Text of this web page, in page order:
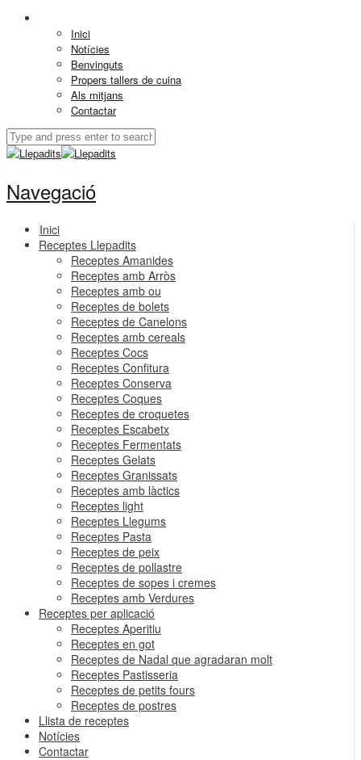
Inici
Notícies
Benvinguts
Propers tallers de cuina
Als mitjans
Contactar
Navegació
Inici
Receptes Llepadits
Receptes Amanides
Receptes amb Arròs
Receptes amb ou
Receptes de bolets
Receptes de Canelons
Receptes amb cereals
Receptes Cocs
Receptes Confitura
Receptes Conserva
Receptes Coques
Receptes de croquetes
Receptes Escabetx
Receptes Fermentats
Receptes Gelats
Receptes Granissats
Receptes amb làctics
Receptes light
Receptes Llegums
Receptes Pasta
Receptes de peix
Receptes de pollastre
Receptes de sopes i cremes
Receptes amb Verdures
Receptes per aplicació
Receptes Aperitiu
Receptes en got
Receptes de Nadal que agradaran molt
Receptes Pastisseria
Receptes de petits fours
Receptes de postres
Llista de receptes
Notícies
Contactar